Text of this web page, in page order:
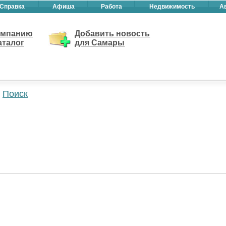
Справка Афиша Работа Недвижимость
Добавить новость
для Самары
Поиск